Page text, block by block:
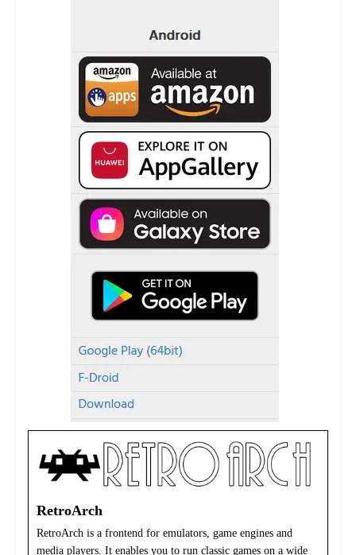
RetroArch
RetroArch is a frontend for emulators, game engines and
media players. It enables you to run classic games on a wide